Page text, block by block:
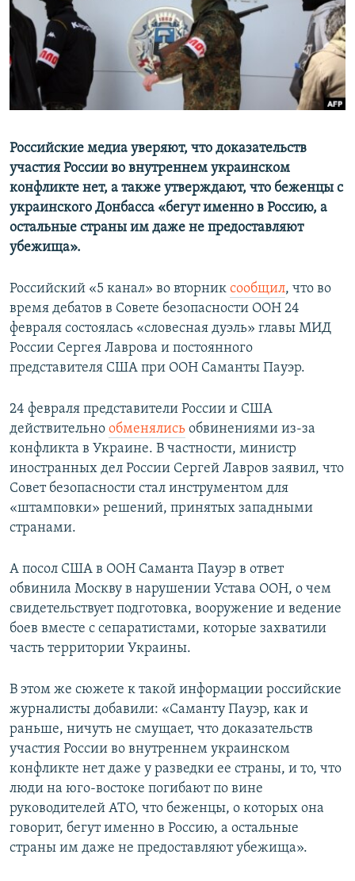
ПОБЕДИТЕЛЕЙ НЕ СУДЯТ?
КРЫМ.НЕПОКОРЕННЫЙ
ELIFBE
УКРАИНСКАЯ ПРОБЛЕМА КРЫМА
ПРИСОЕДИНЯЙТЕСЬ!
Российские медиа уверяют, что доказательств
участия России во внутреннем украинском
конфликте нет, а также утверждают, что беженцы с
украинского Донбасса «бегут именно в Россию, а
остальные страны им даже не предоставляют
убежища».
Российский «5 канал» во вторник сообщил, что во
время дебатов в Совете безопасности ООН 24
февраля состоялась «словесная дуэль» главы МИД
России Сергея Лаврова и постоянного
представителя США при ООН Саманты Пауэр.
24 февраля представители России и США
действительно обменялись обвинениями из-за
конфликта в Украине. В частности, министр
иностранных дел России Сергей Лавров заявил, что
Совет безопасности стал инструментом для
«штамповки» решений, принятых западными
странами.
А посол США в ООН Саманта Пауэр в ответ
обвинила Москву в нарушении Устава ООН, о чем
свидетельствует подготовка, вооружение и ведение
боев вместе с сепаратистами, которые захватили
часть территории Украины.
В этом же сюжете к такой информации российские
журналисты добавили: «Саманту Пауэр, как и
раньше, ничуть не смущает, что доказательств
участия России во внутреннем украинском
конфликте нет даже у разведки ее страны, и то, что
люди на юго-востоке погибают по вине
руководителей АТО, что беженцы, о которых она
говорит, бегут именно в Россию, а остальные
страны им даже не предоставляют убежища».